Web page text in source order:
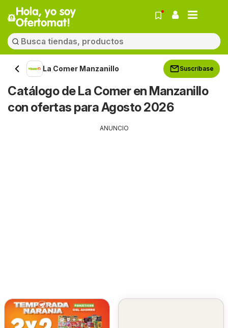
Hola, yo soy
Ofertomat!
La Comer Manzanillo Suscríbase
Catálogo de La Comer en Manzanillo
con ofertas para Agosto 2026
ANUNCIO